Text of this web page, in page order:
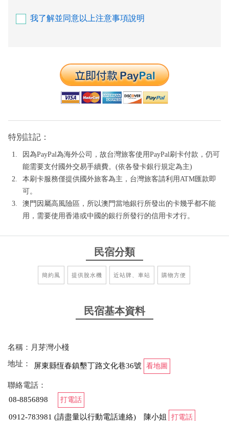
我了解並同意以上注意事項說明
特別註記：
因為PayPal為海外公司，故台灣旅客使用PayPal刷卡付款，仍可
能需要支付國外交易手續費。(依各發卡銀行規定為主)
本刷卡服務僅提供國外旅客為主，台灣旅客請利用ATM匯款即
可。
澳門因屬高風險區，所以澳門當地銀行所發出的卡幾乎都不能
用，需要使用香港或中國的銀行所發行的信用卡才行。
民宿分類
簡約風 提供脫水機 近站牌、車站 購物方便
民宿基本資料
名稱：月芽灣小棧
地址：
屏東縣恆春鎮墾丁路文化巷36號 看地圖
聯絡電話：
08-8856898
打電話
0912-783981 (請盡量以行動電話連絡) 陳小姐 打電話